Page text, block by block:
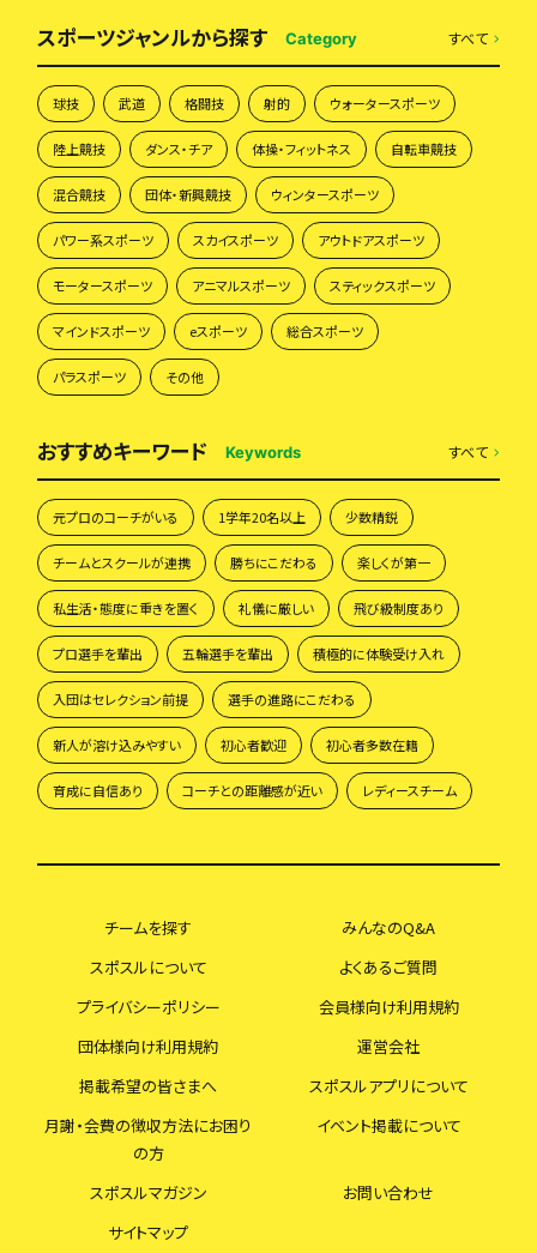
スポーツジャンルから探す Category すべて
球技 武道 格闘技 射的 ウォータースポーツ
陸上競技 ダンス・チア 体操・フィットネス 自転車競技
混合競技 団体・新興競技 ウィンタースポーツ
パワー系スポーツ スカイスポーツ アウトドアスポーツ
モータースポーツ アニマルスポーツ スティックスポーツ
マインドスポーツ eスポーツ 総合スポーツ
パラスポーツ その他
おすすめキーワード Keywords すべて
元プロのコーチがいる 1学年20名以上 少数精鋭
チームとスクールが連携 勝ちにこだわる 楽しくが第一
私生活・態度に重きを置く 礼儀に厳しい 飛び級制度あり
プロ選手を輩出 五輪選手を輩出 積極的に体験受け入れ
入団はセレクション前提 選手の進路にこだわる
新人が溶け込みやすい 初心者歓迎 初心者多数在籍
育成に自信あり コーチとの距離感が近い レディースチーム
チームを探す
みんなのQ&A
スポスルについて
よくあるご質問
プライバシーポリシー
会員様向け利用規約
団体様向け利用規約
運営会社
掲載希望の皆さまへ
スポスルアプリについて
月謝・会費の徴収方法にお困り
の方
イベント掲載について
スポスルマガジン
お問い合わせ
サイトマップ